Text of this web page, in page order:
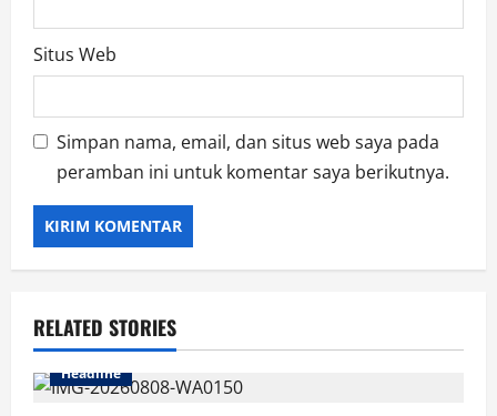
Situs Web
Simpan nama, email, dan situs web saya pada
peramban ini untuk komentar saya berikutnya.
RELATED STORIES
Headline